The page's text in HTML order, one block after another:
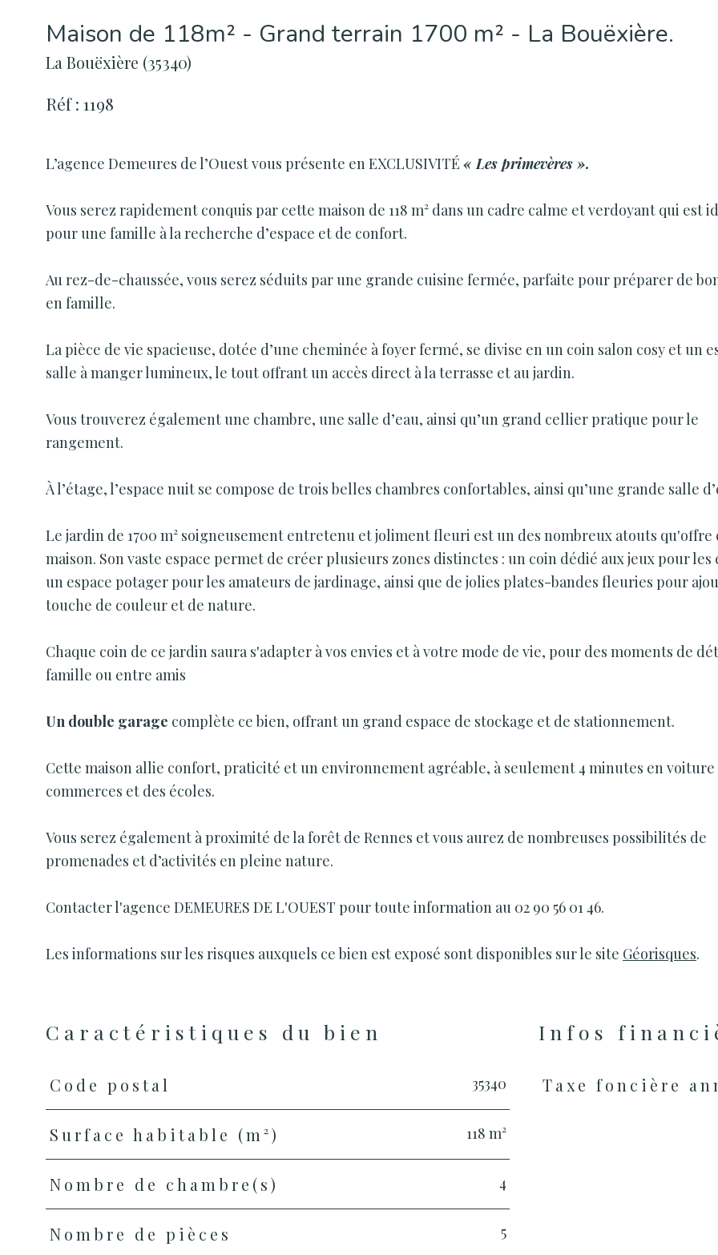
Maison de 118m² - Grand terrain 1700 m² - La Bouëxière.
La Bouëxière (35340)
Réf : 1198
L’agence Demeures de l’Ouest vous présente en EXCLUSIVITÉ « Les primevères ».
Vous serez rapidement conquis par cette maison de 118 m² dans un cadre calme et verdoyant qui est
pour une famille à la recherche d’espace et de confort.
Au rez-de-chaussée, vous serez séduits par une grande cuisine fermée, parfaite pour préparer de
en famille.
La pièce de vie spacieuse, dotée d’une cheminée à foyer fermé, se divise en un coin salon cosy et un
salle à manger lumineux, le tout offrant un accès direct à la terrasse et au jardin.
Vous trouverez également une chambre, une salle d’eau, ainsi qu’un grand cellier pratique pour le
rangement.
À l’étage, l’espace nuit se compose de trois belles chambres confortables, ainsi qu’une grande salle
Le jardin de 1700 m² soigneusement entretenu et joliment fleuri est un des nombreux atouts qu'offre
maison. Son vaste espace permet de créer plusieurs zones distinctes : un coin dédié aux jeux pour les
un espace potager pour les amateurs de jardinage, ainsi que de jolies plates-bandes fleuries pour
touche de couleur et de nature.
Chaque coin de ce jardin saura s'adapter à vos envies et à votre mode de vie, pour des moments de
famille ou entre amis
Un double garage complète ce bien, offrant un grand espace de stockage et de stationnement.
Cette maison allie confort, praticité et un environnement agréable, à seulement 4 minutes en voiture
commerces et des écoles.
Vous serez également à proximité de la forêt de Rennes et vous aurez de nombreuses possibilités de
promenades et d’activités en pleine nature.
Contacter l'agence DEMEURES DE L'OUEST pour toute information au 02 90 56 01 46.
Les informations sur les risques auxquels ce bien est exposé sont disponibles sur le site Géorisques.
Caractéristiques du bien
Caractéristiques Valeurs
Code postal 35340
Surface habitable (m²) 118 m²
Nombre de chambre(s) 4
Nombre de pièces 5
Infos
Caractéristiques Valeurs
Taxe foncière